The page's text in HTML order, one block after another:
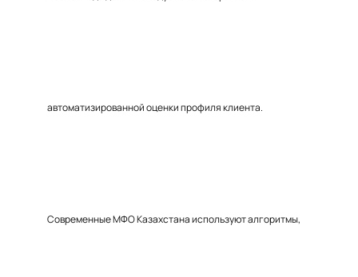
автоматизированной оценки профиля клиента.
Современные МФО Казахстана используют алгоритмы,